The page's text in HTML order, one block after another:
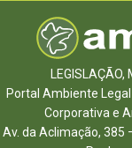
Portal Ambiente
Corporativa e
Av. da Aclimação, 385